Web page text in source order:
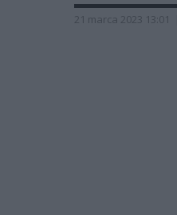
21 marca 2023 13:01